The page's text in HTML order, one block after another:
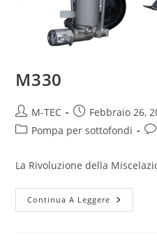
M330
M-TEC
Febbraio 26,
Pompa per sottofondi
La Rivoluzione della
Continua A Leggere